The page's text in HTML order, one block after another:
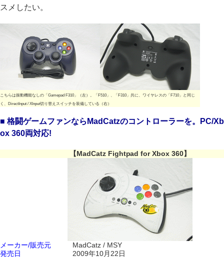
スメしたい。
こちらは振動機能なしの「Gamepad F310」（左）。「F510」、「F310」共に、ワイヤレスの「F710」と同じ
く、DirectInput / XInput切り替えスイッチを装備している（右）
■ 格闘ゲームファンならMadCatzのコントローラーを。PC/Xb
ox 360両対応!
【MadCatz Fightpad for Xbox 360】
メーカー/販売元
MadCatz / MSY
発売日
2009年10月22日